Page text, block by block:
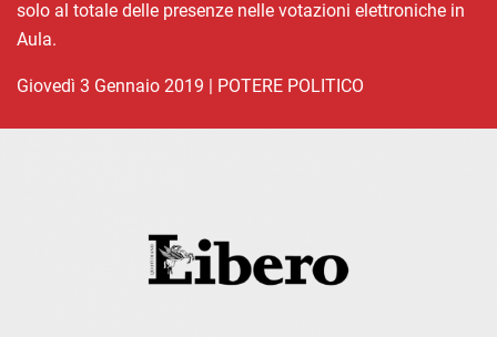
solo al totale delle presenze nelle votazioni elettroniche in
Aula.
giovedì 3 Gennaio 2019 | POTERE POLITICO